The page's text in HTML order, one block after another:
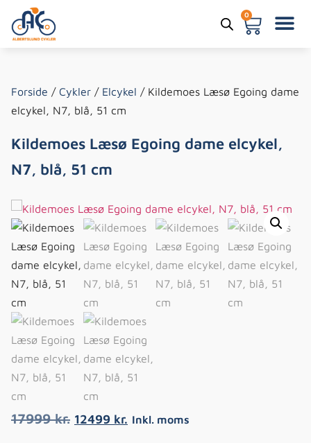
0
Forside / Cykler / Elcykel / Kildemoes Læsø Egoing dame
elcykel, N7, blå, 51 cm
Kildemoes Læsø Egoing dame elcykel,
N7, blå, 51 cm
17999kr. 12499 kr. Inkl. moms